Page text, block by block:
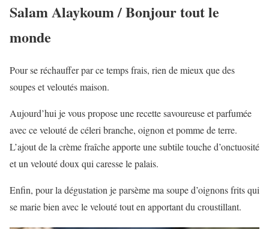
Salam Alaykoum / Bonjour tout le
monde
Pour se réchauffer par ce temps frais, rien de mieux que des
soupes et veloutés maison.
Aujourd’hui je vous propose une recette savoureuse et parfumée
avec ce velouté de céleri branche, oignon et pomme de terre.
L’ajout de la crème fraîche apporte une subtile touche d’onctuosité
et un velouté doux qui caresse le palais.
Enfin, pour la dégustation je parsème ma soupe d’oignons frits qui
se marie bien avec le velouté tout en apportant du croustillant.